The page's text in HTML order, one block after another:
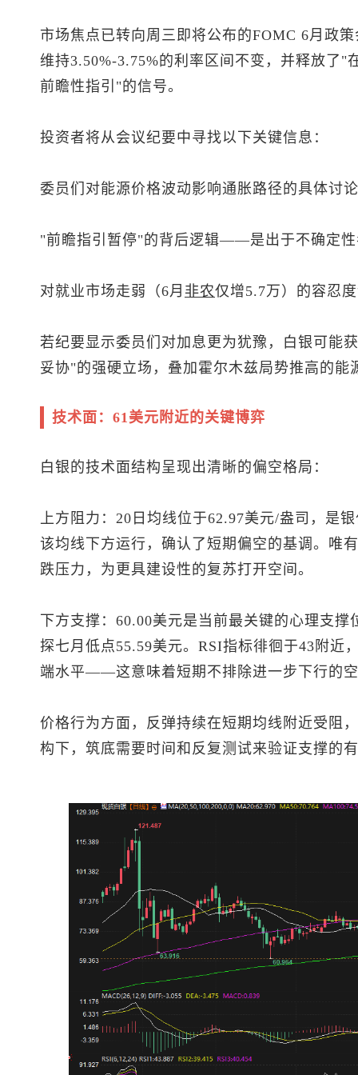
市场焦点已转向周三即将公布的FOMC 6月政
维持3.50%-3.75%的利率区间不变，并释放了"
前瞻性指引"的信号。
投资者将从会议纪要中寻找以下关键信息：
委员们对能源价格波动影响通胀路径的具体讨论
"前瞻指引暂停"的背后逻辑——是出于不确定
对就业市场走弱（6月 非农仅增5.7万）的容忍
若纪要显示委员们对加息更为犹豫，白银可能
妥协"的强硬立场，叠加霍尔木兹局势推高的能
技术面：61美元附近的关键博弈
白银的技术面结构呈现出清晰的偏空格局：
上方阻力：20日均线位于62.97美元/盎司，是
该均线下方运行，确认了短期偏空的基调。唯
跌压力，为更具建设性的复苏打开空间。
下方支撑：60.00美元是当前最关键的心理支
探七月低点55.59美元。RSI指标徘徊于43附近
端水平——这意味着短期不排除进一步下行的
价格行为方面，反弹持续在短期均线附近受阻
构下，筑底需要时间和反复测试来验证支撑的